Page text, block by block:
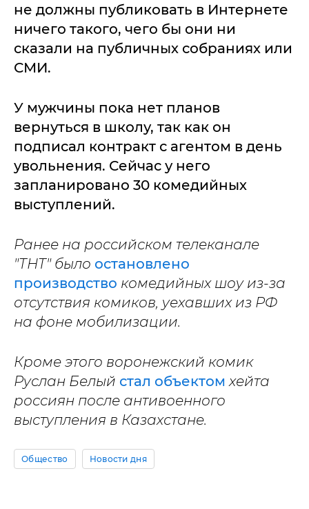
не должны публиковать в Интернете
ничего такого, чего бы они ни
сказали на публичных собраниях или
СМИ.
У мужчины пока нет планов
вернуться в школу, так как он
подписал контракт с агентом в день
увольнения. Сейчас у него
запланировано 30 комедийных
выступлений.
Ранее на российском телеканале
"ТНТ" было остановлено
производство комедийных шоу из-за
отсутствия комиков, уехавших из РФ
на фоне мобилизации.
Кроме этого воронежский комик
Руслан Белый стал объектом хейта
россиян после антивоенного
выступления в Казахстане.
Общество Новости дня